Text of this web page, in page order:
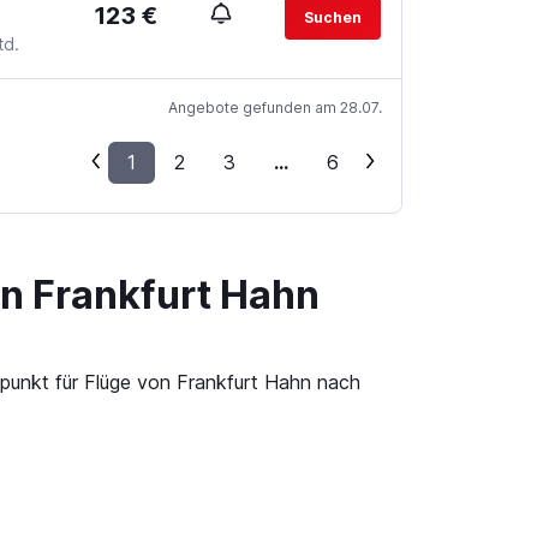
123 € Suchen
Angebote gefunden am 28.07.
1 2 3 ... 6
Frankfurt Hahn
für Flüge von Frankfurt Hahn nach